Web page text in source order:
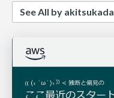
See All by akitsukada